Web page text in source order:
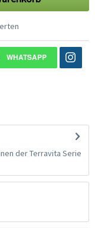
WHATSAPP
der Terravita Serie